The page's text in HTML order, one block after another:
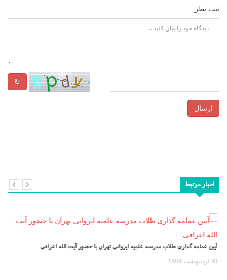
ثبت نظر
↻
ارسال
اخبار مرتبط
آیین عمامه گذاری طلاب مدرسه علمیه ایروانی تهران با حضور آیت الله اعرافی
30 اردیبهشت 1404